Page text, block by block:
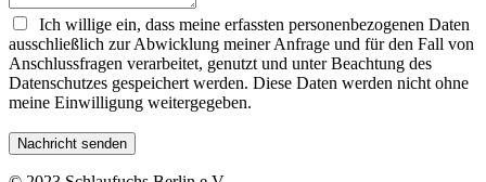
Ich willige ein, dass meine erfassten personenbezogenen Daten
ausschließlich zur Abwicklung meiner Anfrage und für den Fall von
Anschlussfragen verarbeitet, genutzt und unter Beachtung des
Datenschutzes gespeichert werden. Diese Daten werden nicht ohne
meine Einwilligung weitergegeben.